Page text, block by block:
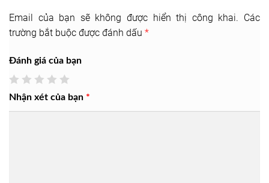
Email của bạn sẽ không được hiển thị công khai.
Các
trường bắt buộc được đánh dấu *
Đánh giá của bạn
Nhận xét của bạn *